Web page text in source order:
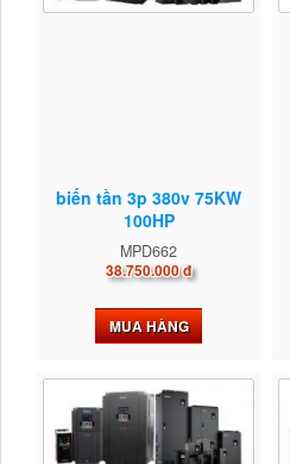
biến tần 3p 380v 75KW
100HP
MPD662
38.750.000 đ
MUA HÀNG